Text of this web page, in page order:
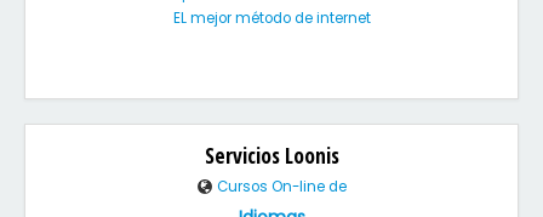
EL mejor método de internet
Servicios Loonis
Cursos On-line de